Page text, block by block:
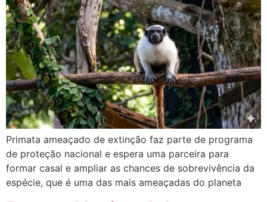
Primata ameaçado de extinção faz parte de programa
de proteção nacional e espera uma parceira para
formar casal e ampliar as chances de sobrevivência da
espécie, que é uma das mais ameaçadas do planeta